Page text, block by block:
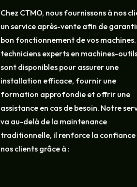
Chez CTMO, nous fournissons à nos
un service après-vente afin de
bon fonctionnement de vos machines.
techniciens experts en machines-
sont disponibles pour assurer une
installation efficace, fournir une
formation approfondie et offrir une
assistance en cas de besoin. Notre
va au-delà de la maintenance
traditionnelle, il renforce la confiance
nos clients grâce à :